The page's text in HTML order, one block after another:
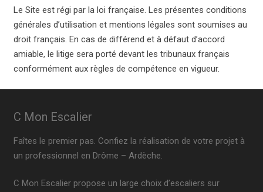
Le Site est régi par la loi française. Les présentes conditions
générales d’utilisation et mentions légales sont soumises au
droit français. En cas de différend et à défaut d’accord
amiable, le litige sera porté devant les tribunaux français
conformément aux règles de compétence en vigueur.
C Mon Escalier
Faîtes le premier pas. Confiez la réalisation de votre projet à
un professionnel en Drôme – Ardèche.
C Mon Escalier propose un large choix d’escaliers sur